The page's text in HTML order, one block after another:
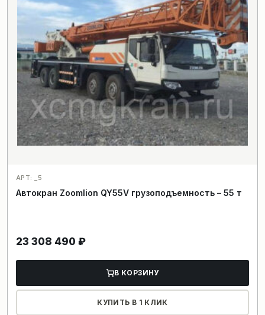
АРТ: _5
Автокран Zoomlion QY55V грузоподъемность – 55 т
23 308 490 ₽
В КОРЗИНУ
КУПИТЬ В 1 КЛИК